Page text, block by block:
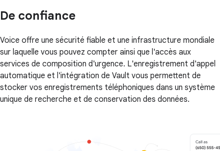
De confiance
Voice offre une sécurité fiable et une infrastructure mondiale
sur laquelle vous pouvez compter ainsi que l'accès aux
services de composition d'urgence. L'enregistrement d'appel
automatique et l'intégration de Vault vous permettent de
stocker vos enregistrements téléphoniques dans un système
unique de recherche et de conservation des données.